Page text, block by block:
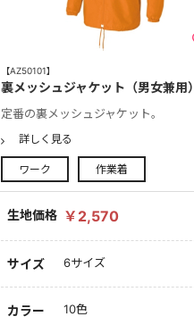
【AZ50101】
裏メッシュジャケット（男女兼用）
定番の裏メッシュジャケット。
詳しく見る
ワーク 作業着
生地価格 ￥2,570
サイズ 6サイズ
カラー 10色